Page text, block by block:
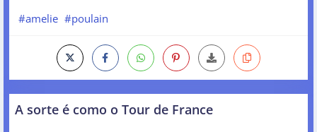
#amelie #poulain
A sorte é como o Tour de France